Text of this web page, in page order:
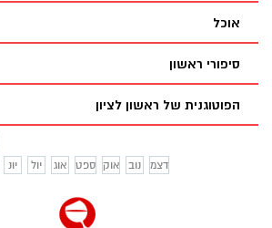
אוכל
סיפורי ראשון
הפוטוגנית של ראשון לציון
יונ יול אוג ספט אוק נוב דצמ